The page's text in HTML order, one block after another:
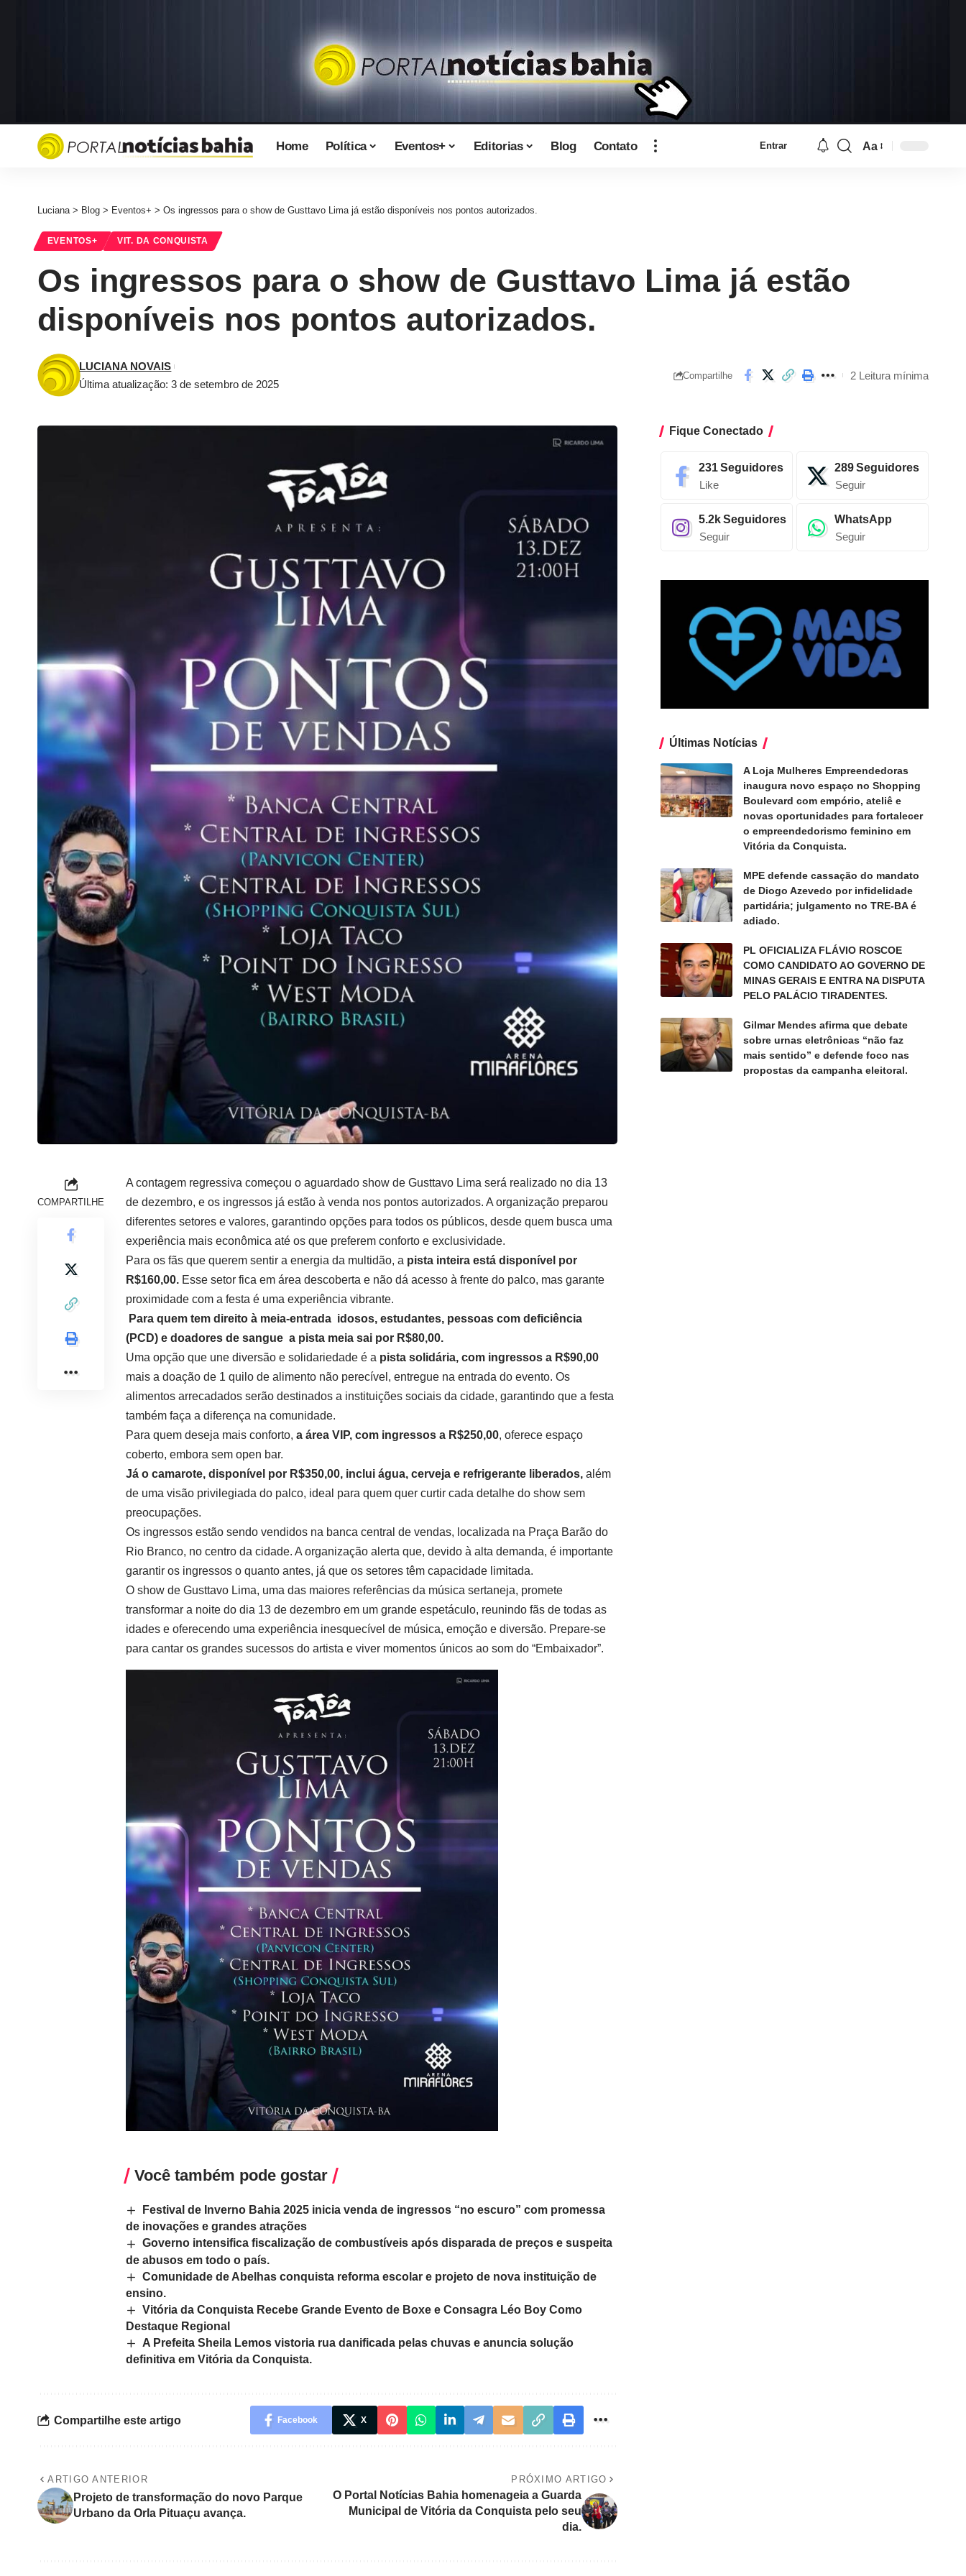
Home Política Eventos+ Editorias Blog Contato Entrar Aa
Luciana> Blog > Eventos+ > Os ingressos para o show de Gusttavo Lima já estão disponíveis nos pontos autorizados.
EVENTOS+ VIT. DA CONQUISTA
Os ingressos para o show de Gusttavo Lima já estão
disponíveis nos pontos autorizados.
Última atualização: 3 de setembro de 2025
LUCIANA NOVAIS
Compartilhe 2 Leitura mínima
COMPARTILHE
A contagem regressiva começou o aguardado show de Gusttavo Lima será realizado no dia 13
de dezembro, e os ingressos já estão à venda nos pontos autorizados. A organização preparou
diferentes setores e valores, garantindo opções para todos os públicos, desde quem busca uma
experiência mais econômica até os que preferem conforto e exclusividade.
Para os fãs que querem sentir a energia da multidão, a pista inteira está disponível por
R$160,00. Esse setor fica em área descoberta e não dá acesso à frente do palco, mas garante
proximidade com a festa é uma experiência vibrante.
Para quem tem direito à meia-entrada idosos, estudantes, pessoas com deficiência
(PCD) e doadores de sangue a pista meia sai por R$80,00.
Uma opção que une diversão e solidariedade é a pista solidária, com ingressos a R$90,00
mais a doação de 1 quilo de alimento não perecível, entregue na entrada do evento. Os
alimentos arrecadados serão destinados a instituições sociais da cidade, garantindo que a festa
também faça a diferença na comunidade.
Para quem deseja mais conforto, a área VIP, com ingressos a R$250,00, oferece espaço
coberto, embora sem open bar.
Já o camarote, disponível por R$350,00, inclui água, cerveja e refrigerante liberados, além
de uma visão privilegiada do palco, ideal para quem quer curtir cada detalhe do show sem
preocupações.
Os ingressos estão sendo vendidos na banca central de vendas, localizada na Praça Barão do
Rio Branco, no centro da cidade. A organização alerta que, devido à alta demanda, é importante
garantir os ingressos o quanto antes, já que os setores têm capacidade limitada.
O show de Gusttavo Lima, uma das maiores referências da música sertaneja, promete
transformar a noite do dia 13 de dezembro em um grande espetáculo, reunindo fãs de todas as
idades e oferecendo uma experiência inesquecível de música, emoção e diversão. Prepare-se
para cantar os grandes sucessos do artista e viver momentos únicos ao som do “Embaixador”.
Você também pode gostar
Festival de Inverno Bahia 2025 inicia venda de ingressos “no escuro” com promessa
de inovações e grandes atrações
Governo intensifica fiscalização de combustíveis após disparada de preços e suspeita
de abusos em todo o país.
Comunidade de Abelhas conquista reforma escolar e projeto de nova instituição de
ensino.
Vitória da Conquista Recebe Grande Evento de Boxe e Consagra Léo Boy Como
Destaque Regional
A Prefeita Sheila Lemos vistoria rua danificada pelas chuvas e anuncia solução
definitiva em Vitória da Conquista.
Compartilhe este artigo Facebook X
ARTIGO ANTERIOR
Projeto de transformação do novo Parque
Urbano da Orla Pituaçu avança.
PRÓXIMO ARTIGO
O Portal Notícias Bahia homenageia a Guarda
Municipal de Vitória da Conquista pelo seu
dia.
Fique Conectado
231Seguidores
Like
289Seguidores
Seguir
5.2kSeguidores
Seguir
WhatsApp
Seguir
Últimas Notícias
A Loja Mulheres Empreendedoras
inaugura novo espaço no Shopping
Boulevard com empório, ateliê e
novas oportunidades para fortalecer
o empreendedorismo feminino em
Vitória da Conquista.
MPE defende cassação do mandato
de Diogo Azevedo por infidelidade
partidária; julgamento no TRE-BA é
adiado.
PL OFICIALIZA FLÁVIO ROSCOE
COMO CANDIDATO AO GOVERNO DE
MINAS GERAIS E ENTRA NA DISPUTA
PELO PALÁCIO TIRADENTES.
Gilmar Mendes afirma que debate
sobre urnas eletrônicas “não faz
mais sentido” e defende foco nas
propostas da campanha eleitoral.